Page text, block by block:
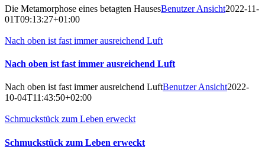
Die Metamorphose eines betagten HausesBenutzer Ansicht2022-11-
01T09:13:27+01:00
Nach oben ist fast immer ausreichend Luft
Nach oben ist fast immer ausreichend Luft
Nach oben ist fast immer ausreichend LuftBenutzer Ansicht2022-
10-04T11:43:50+02:00
Schmuckstück zum Leben erweckt
Schmuckstück zum Leben erweckt